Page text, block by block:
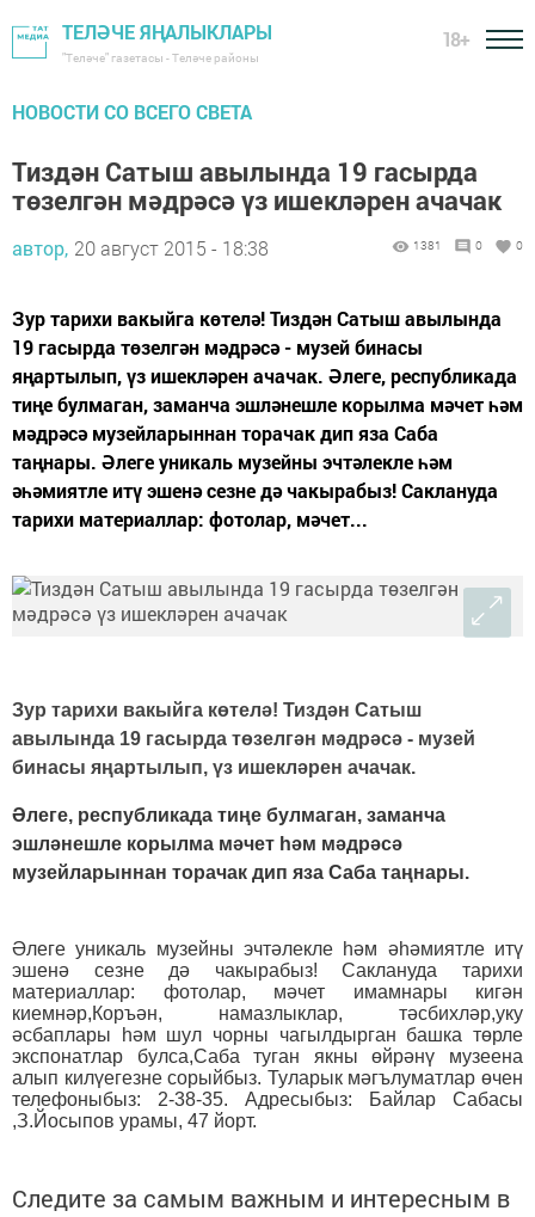
ТЕЛӘЧЕ ЯҢАЛЫКЛАРЫ
"Теләче" газетасы - Теләче районы
18+
НОВОСТИ СО ВСЕГО СВЕТА
Тиздән Сатыш авылында 19 гасырда
төзелгән мәдрәсә үз ишекләрен ачачак
автор, 20 август 2015 - 18:38 1381 0 0
Зур тарихи вакыйга көтелә! Тиздән Сатыш авылында
19 гасырда төзелгән мәдрәсә - музей бинасы
яңартылып, үз ишекләрен ачачак. Әлеге, республикада
тиңе булмаган, заманча эшләнешле корылма мәчет һәм
мәдрәсә музейларыннан торачак дип яза Саба
таңнары. Әлеге уникаль музейны эчтәлекле һәм
әһәмиятле итү эшенә сезне дә чакырабыз! Саклануда
тарихи материаллар: фотолар, мәчет...
Зур тарихи вакыйга көтелә! Тиздән Сатыш
авылында 19 гасырда төзелгән мәдрәсә - музей
бинасы яңартылып, үз ишекләрен ачачак.
Әлеге, республикада тиңе булмаган, заманча
эшләнешле корылма мәчет һәм мәдрәсә
музейларыннан торачак дип яза Саба таңнары.
Әлеге уникаль музейны эчтәлекле һәм әһәмиятле итү
эшенә сезне дә чакырабыз! Саклануда тарихи
материаллар: фотолар, мәчет имамнары кигән
киемнәр,Коръән, намазлыклар, тәсбихләр,уку
әсбаплары һәм шул чорны чагылдырган башка төрле
экспонатлар булса,Саба туган якны өйрәнү музеена
алып килүегезне сорыйбыз. Туларык мәгълуматлар өчен
телефоныбыз: 2-38-35. Адресыбыз: Байлар Сабасы
,З.Йосыпов урамы, 47 йорт.
Следите за самым важным и интересным в